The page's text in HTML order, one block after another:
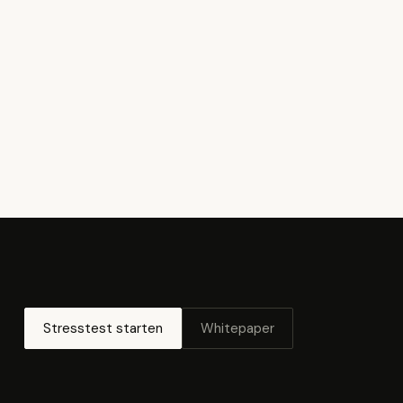
Stresstest starten Whitepaper